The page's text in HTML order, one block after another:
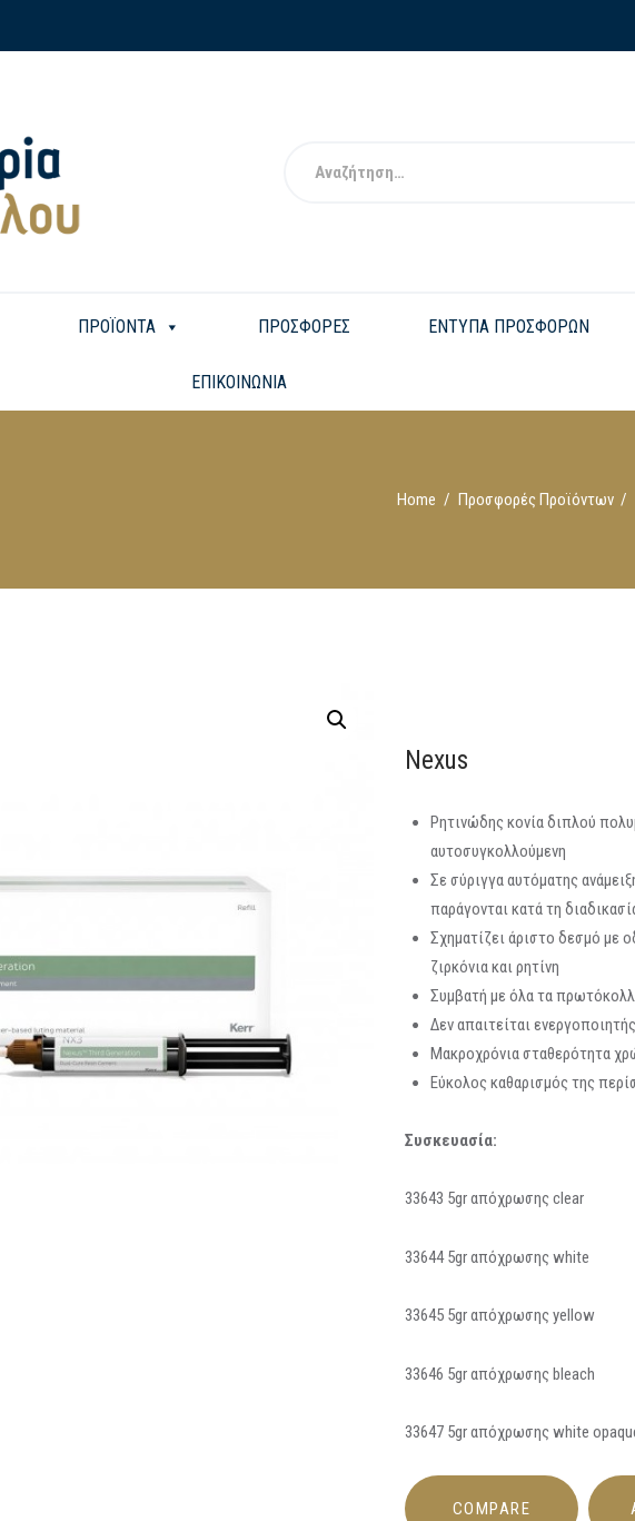
ΠΡΟΪΟΝΤΑ ΠΡΟΣΦΟΡΕΣ ΕΝΤΥΠΑ ΠΡΟΣΦΟΡΩΝ
ΕΠΙΚΟΙΝΩΝΙΑ
Home Προσφορές Προϊόντων
Nexus
Ρητινώδης κονία διπλού
αυτοσυγκολλούμενη
Σε σύριγγα αυτόματης
παράγονται κατά τη
Σχηματίζει άριστο δεσμό με
ζιρκόνια και ρητίνη
Συμβατή με όλα τα
Δεν απαιτείται
Μακροχρόνια σταθερότητα
Εύκολος καθαρισμός της
Συσκευασία:
33643 5gr απόχρωσης clear
33644 5gr απόχρωσης white
33645 5gr απόχρωσης yellow
33646 5gr απόχρωσης bleach
33647 5gr απόχρωσης white
COMPARE